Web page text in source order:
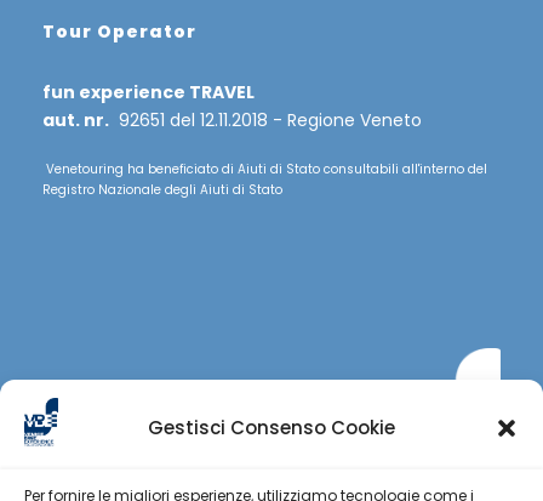
Gestisci Consenso Cookie
Per fornire le migliori esperienze, utilizziamo tecnologie come i
Tour Operator
fun experience TRAVEL
aut. nr. 92651 del 12.11.2018 - Regione Veneto
Venetouring ha beneficiato di Aiuti di Stato consultabili all'interno del
Registro Nazionale degli Aiuti di Stato